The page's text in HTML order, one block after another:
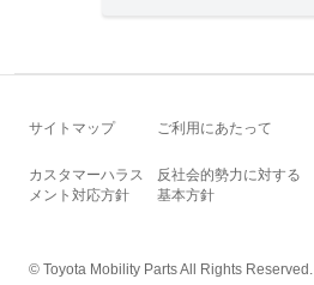
サイトマップ ご利用にあたって
カスタマーハラス
メント対応方針
反社会的勢力に対する
基本方針
© Toyota Mobility Parts All Rights Reserved.